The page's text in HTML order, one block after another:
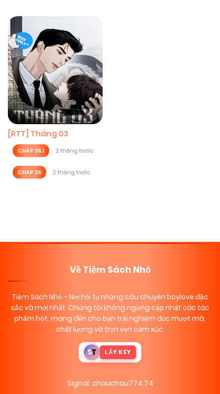
[RTT] Tháng 03
CHAP 36.1 2 tháng trước
CHAP 36 2 tháng trước
Về Tiệm Sách Nhỏ
Tiệm Sách Nhỏ – Nơi hội tụ những câu chuyện boylove đặc
sắc và mới nhất. Chúng tôi không ngừng cập nhật các tác
phẩm hot, mang đến cho bạn trải nghiệm đọc mượt mà,
chất lượng và trọn vẹn cảm xúc.
ST LẤY KEY
Signal: chauchau774.74